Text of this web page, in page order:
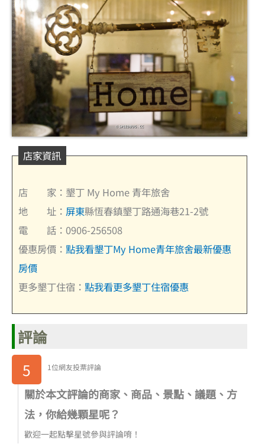
店家資訊
店 家：墾丁 My Home 青年旅舍
地 址： 屏東縣恆春鎮墾丁路通海巷21-2號
電 話：0906-256508
優惠房價：點我看墾丁My Home青年旅舍最新優惠
房價
更多墾丁住宿：點我看更多墾丁住宿優惠
評論
5
1位網友投票評論
關於本文評論的商家、商品、景點、議題、方
法，你給幾顆星呢？
歡迎一起點擊星號參與評論唷！